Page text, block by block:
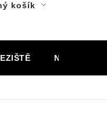
košík
NÁŠ PŘÍBĚH